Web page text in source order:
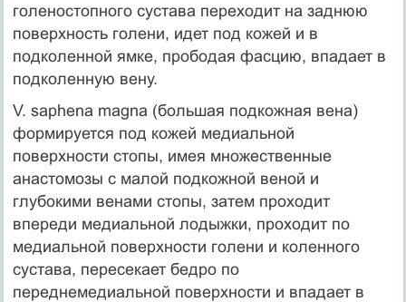
голеностопного сустава переходит на заднюю
поверхность голени, идет под кожей и в
подколенной ямке, прободая фасцию, впадает в
подколенную вену.
V. saphena magna (большая подкожная вена)
формируется под кожей медиальной
поверхности стопы, имея множественные
анастомозы с малой подкожной веной и
глубокими венами стопы, затем проходит
впереди медиальной лодыжки, проходит по
медиальной поверхности голени и коленного
сустава, пересекает бедро по
переднемедиальной поверхности и впадает в